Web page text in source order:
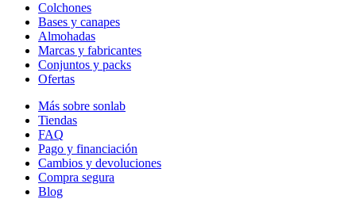
Colchones
Bases y canapes
Almohadas
Marcas y fabricantes
Conjuntos y packs
Ofertas
Más sobre sonlab
Tiendas
FAQ
Pago y financiación
Cambios y devoluciones
Compra segura
Blog